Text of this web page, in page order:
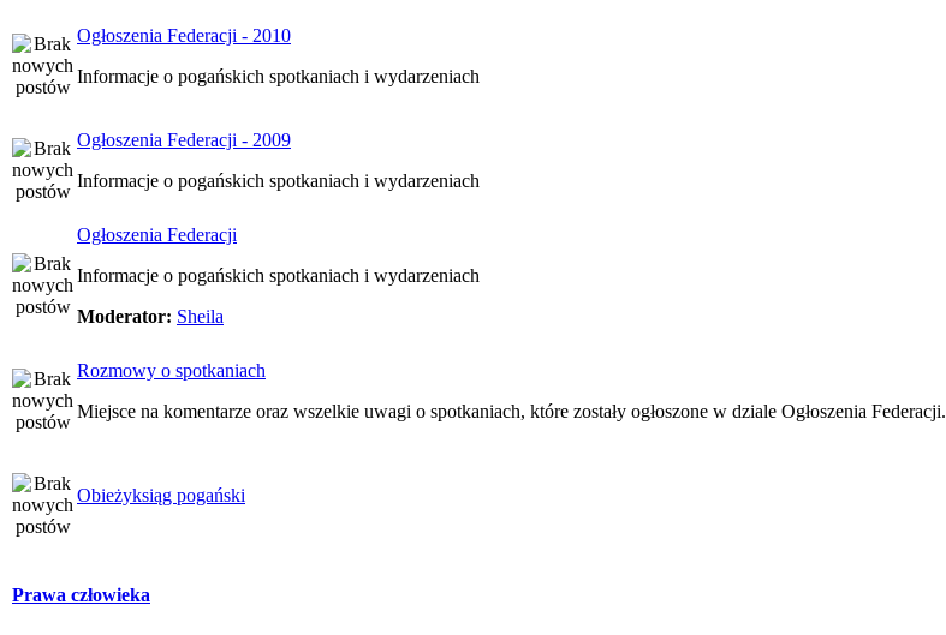
Ogłoszenia Federacji - 2010
Informacje o pogańskich spotkaniach i wydarzeniach
Ogłoszenia Federacji - 2009
Informacje o pogańskich spotkaniach i wydarzeniach
Ogłoszenia Federacji
Informacje o pogańskich spotkaniach i wydarzeniach
Moderator: Sheila
Rozmowy o spotkaniach
Miejsce na komentarze oraz wszelkie uwagi o spotkaniach, które zostały ogłoszone w dziale Ogłoszenia Federacji.
Obieżyksiąg pogański
Prawa człowieka